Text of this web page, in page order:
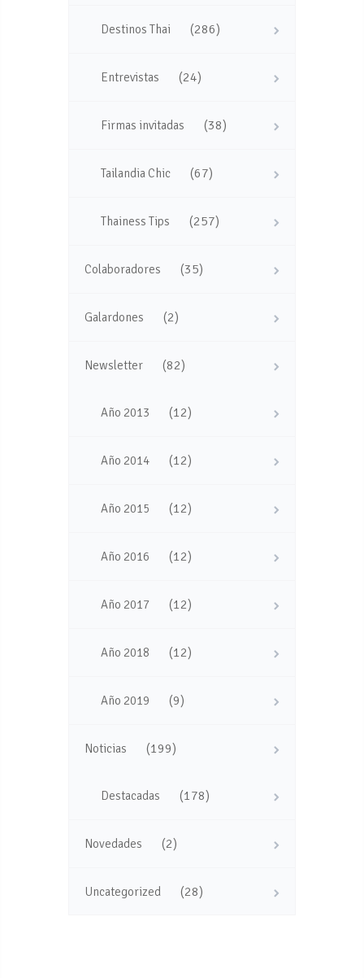
Destinos Thai (286)
Entrevistas (24)
Firmas invitadas (38)
Tailandia Chic (67)
Thainess Tips (257)
Colaboradores (35)
Galardones (2)
Newsletter (82)
Año 2013 (12)
Año 2014 (12)
Año 2015 (12)
Año 2016 (12)
Año 2017 (12)
Año 2018 (12)
Año 2019 (9)
Noticias (199)
Destacadas (178)
Novedades (2)
Uncategorized (28)